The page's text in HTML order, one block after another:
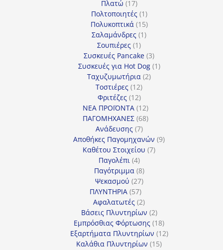
Πλατώ 1717
προϊόντα
Πολτοποιητές 11
προϊόν
Πολυκοπτικά 1515
προϊόντα
Σαλαμάνδρες 11
Σουπιέρες 11
προϊόν
Συσκευές Pancake 33
προϊόντα
Συσκευές για Hot Dog 11
Ταχυζυμωτήρια 22
Τοστιέρες 1212
προϊόντα
Φριτέζες 1212
προϊόντα
ΝΕΑ ΠΡΟΪΟΝΤΑ 1212
προϊόντα
ΠΑΓΟΜΗΧΑΝΕΣ 6868
Ανάδευσης 77
προϊόντα
Αποθήκες Παγομηχανών 99
Καθέτου Στοιχείου 77
Παγολέπι 44
προϊόντα
Παγότριμμα 88
προϊόντα
Ψεκασμού 2727
προϊόντα
ΠΛΥΝΤΗΡΙΑ 5757
προϊόντα
Αφαλατωτές 22
προϊόντα
Βάσεις Πλυντηρίων 22
προϊόντα
Εμπρόσθιας Φόρτωσης 1818
προϊόντα
Εξαρτήματα Πλυντηρίων 1212
Καλάθια Πλυντηρίων 1515